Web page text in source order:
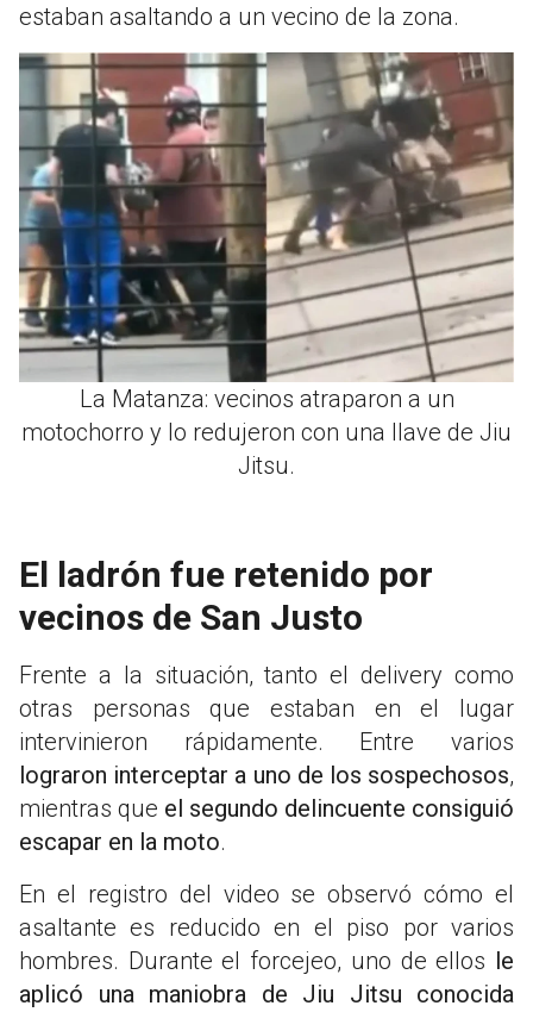
estaban asaltando a un vecino de la zona.
La Matanza: vecinos atraparon a un
motochorro y lo redujeron con una llave de Jiu
Jitsu.
El ladrón fue retenido por
vecinos de San Justo
Frente a la situación, tanto el delivery como
otras personas que estaban en el lugar
intervinieron rápidamente. Entre varios
lograron interceptar a uno de los sospechosos,
mientras que el segundo delincuente consiguió
escapar en la moto.
En el registro del video se observó cómo el
asaltante es reducido en el piso por varios
hombres. Durante el forcejeo, uno de ellos le
aplicó una maniobra de Jiu Jitsu conocida